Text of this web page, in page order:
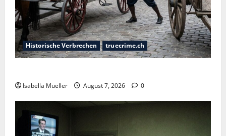
Historische Verbrechen truecrime.ch
Isabella Mueller August 7, 2026 0